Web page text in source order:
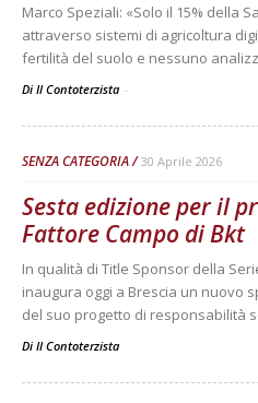
Marco Speziali: «Solo il 15% della
attraverso sistemi di agricoltura
fertilità del suolo e nessuno
Di Il Contoterzista -
SENZA CATEGORIA 30 Aprile 2026
Sesta edizione per il
Fattore Campo di Bkt
In qualità di Title Sponsor della
inaugura oggi a Brescia un nuovo
del suo progetto di responsabilità
Di Il Contoterzista